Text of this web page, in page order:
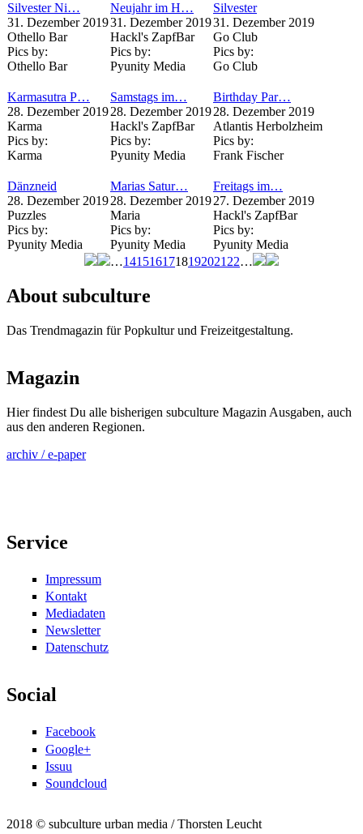
Silvester Ni…
31. Dezember 2019
Othello Bar
Pics by:
Othello Bar
Neujahr im H…
31. Dezember 2019
Hackl's ZapfBar
Pics by:
Pyunity Media
Silvester
31. Dezember 2019
Go Club
Pics by:
Go Club
Karmasutra P…
28. Dezember 2019
Karma
Pics by:
Karma
Samstags im…
28. Dezember 2019
Hackl's ZapfBar
Pics by:
Pyunity Media
Birthday Par…
28. Dezember 2019
Atlantis Herbolzheim
Pics by:
Frank Fischer
Dänzneid
28. Dezember 2019
Puzzles
Pics by:
Pyunity Media
Marias Satur…
28. Dezember 2019
Maria
Pics by:
Pyunity Media
Freitags im…
27. Dezember 2019
Hackl's ZapfBar
Pics by:
Pyunity Media
…1415161718192021 22…
About subculture
Das Trendmagazin für Popkultur und Freizeitgestaltung.
Magazin
Hier findest Du alle bisherigen subculture Magazin Ausgaben, auch
aus den anderen Regionen.
archiv / e-paper
Service
Impressum
Kontakt
Mediadaten
Newsletter
Datenschutz
Social
Facebook
Google+
Issuu
Soundcloud
2018 © subculture urban media / Thorsten Leucht